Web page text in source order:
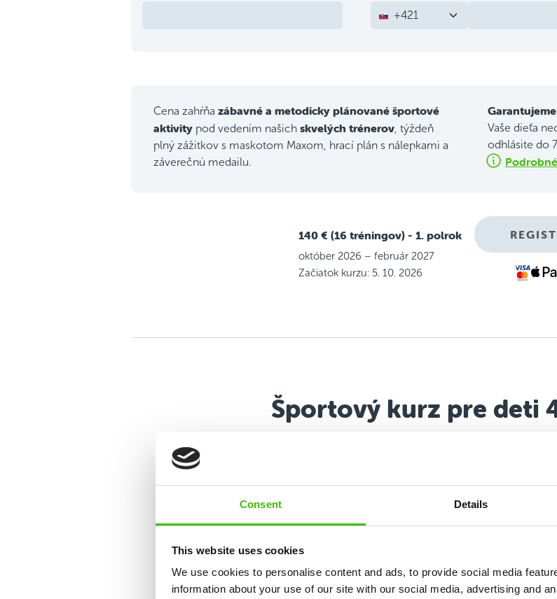
Consent Details
This website uses cookies
We use cookies to personalise content and ads, to provide social media
information about your use of our site with our social media, advertising and
+421
Cena zahŕňa zábavné a metodicky plánované športové
aktivity pod vedením našich skvelých trénerov , týždeň
plný zážitkov s maskotom Maxom, hrací plán s nálepkami a
záverečnú medailu.
Vaše dieťa
odhlásite do
140 € (16 tréningov) - 1. polrok
október 2026 – február 2027
Začiatok kurzu: 5. 10. 2026
Športový kurz pre deti
zručností
hravosť a zážitok